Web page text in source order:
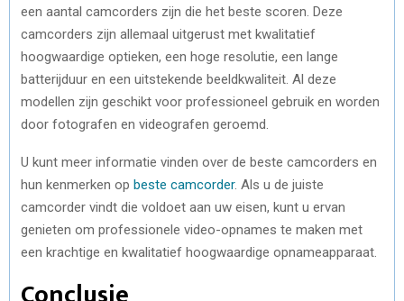
een aantal camcorders zijn die het beste scoren. Deze
camcorders zijn allemaal uitgerust met kwalitatief
hoogwaardige optieken, een hoge resolutie, een lange
batterijduur en een uitstekende beeldkwaliteit. Al deze
modellen zijn geschikt voor professioneel gebruik en worden
door fotografen en videografen geroemd.
U kunt meer informatie vinden over de beste camcorders en
hun kenmerken op beste camcorder. Als u de juiste
camcorder vindt die voldoet aan uw eisen, kunt u ervan
genieten om professionele video-opnames te maken met
een krachtige en kwalitatief hoogwaardige opnameapparaat.